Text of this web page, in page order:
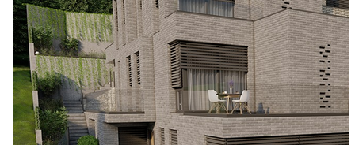
Haus zu #VERKAUF in Tokbashqe.
Haus zu #VERKAUF in Tokbashqe.